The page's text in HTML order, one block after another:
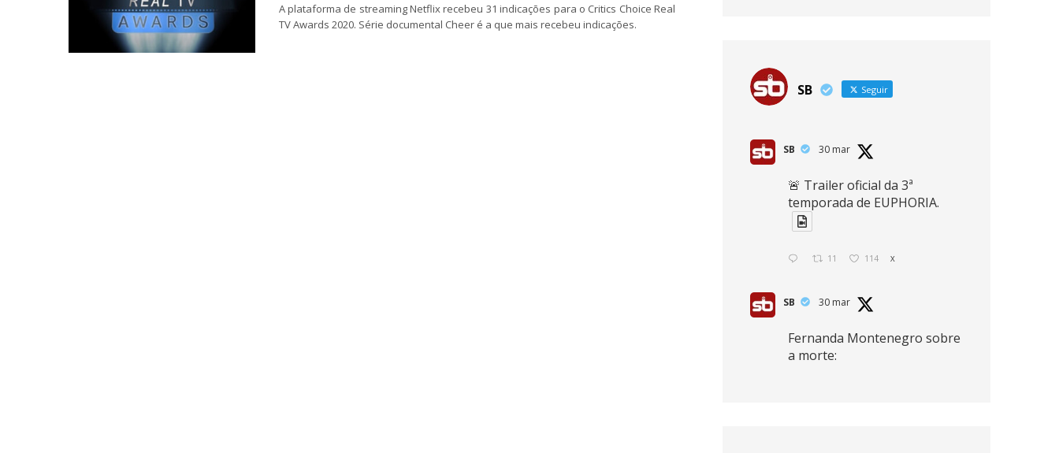
A plataforma de streaming Netflix recebeu 31 indicações para o Critics Choice Real
TV Awards 2020. Série documental Cheer é a que mais recebeu indicações.
SB Seguir
SB 30 mar
🚨 Trailer oficial da 3ª
temporada de EUPHORIA.
11 114 X
SB 30 mar
Fernanda Montenegro sobre
a morte: